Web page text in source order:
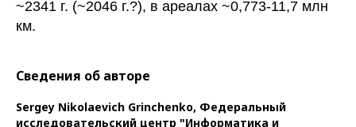
~2341 г. (~2046 г.?), в ареалах ~0,773-11,7 млн
км.
Сведения об авторе
Sergey Nikolaevich Grinchenko, Федеральный
исследовательский центр "Информатика и